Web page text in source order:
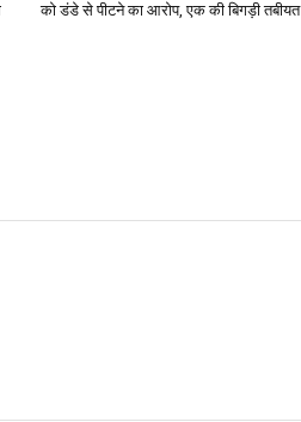
को डंडे से पीटने का आरोप, एक की बिगड़ी तबीयत